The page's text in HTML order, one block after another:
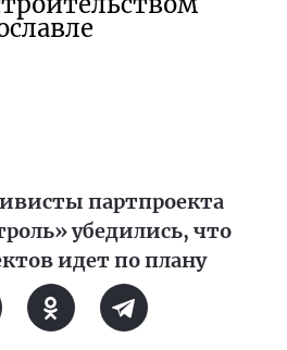
партпроекта
убедились, что
идет по плану